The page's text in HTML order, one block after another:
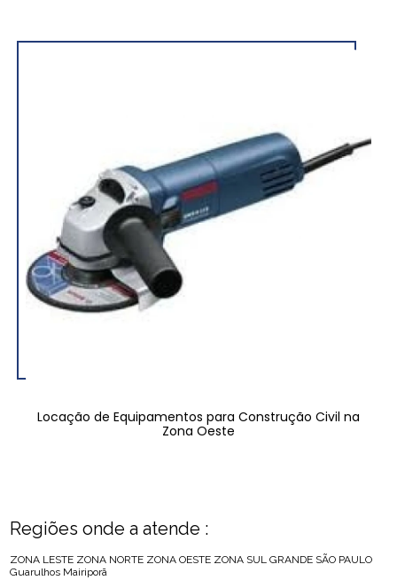
Locação de Equipamentos para Construção Civil na
Zona Oeste
Regiões onde a atende :
ZONA LESTE ZONA NORTE ZONA OESTE ZONA SUL GRANDE SÃO PAULO
Guarulhos Mairiporã